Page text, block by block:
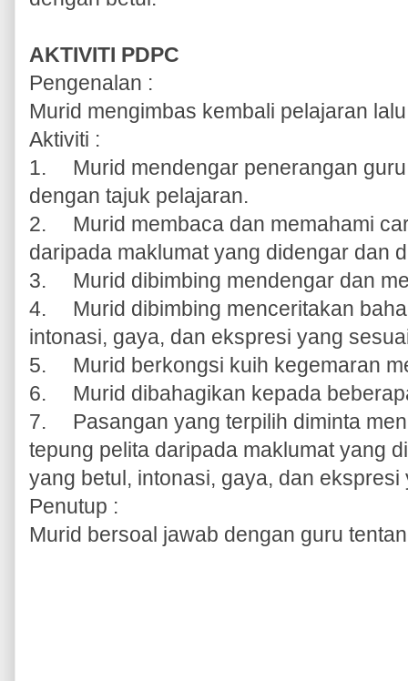
AKTIVITI PDPC
Pengenalan :
Murid mengimbas kembali pelajaran
Aktiviti :
1.
Murid mendengar penerangan
dengan tajuk pelajaran.
2.
Murid membaca dan memahami
daripada maklumat yang didengar dan
3.
Murid dibimbing mendengar dan
4.
Murid dibimbing menceritakan
intonasi, gaya, dan ekspresi yang
5.
Murid berkongsi kuih kegemaran
6.
Murid dibahagikan kepada
7.
Pasangan yang terpilih diminta
tepung pelita daripada maklumat yang
yang betul, intonasi, gaya, dan ekspresi
Penutup :
Murid bersoal jawab dengan guru